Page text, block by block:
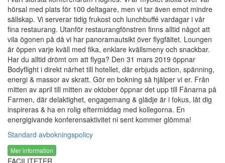
hörsal med plats för 100 deltagare, men vi tar även emot mindre
sällskap. Vi serverar tidig frukost och lunchbuffé vardagar i vår
fina restaurang. Utanför restaurangfönstren finns alltid något att
vila ögonen på då vi har panoramautsikt över flygfältet. Loungen
är öppen varje kväll med fika, enklare kvällsmeny och snackbar.
Har du alltid drömt om att flyga? Den 31 mars 2019 öppnar
Bodyflight i direkt närhet till hotellet, där erbjuds action, spänning,
energi & massor av skratt. Gör en bokning så hjälper vi er. Från
mitten av april till mitten av oktober öppnar det upp till Fånarna på
Farmen, där delaktighet, engagemang & glädje är i fokus, låt dig
inspireras & ha en rolig eftermiddag med kollegorna. En
energigivande konferensaktivitet ni sent kommer glömma!
Standard avbokningspolicy
Mer information